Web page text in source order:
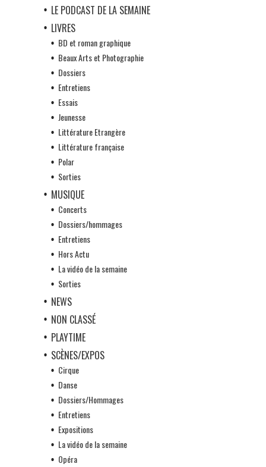
LE PODCAST DE LA SEMAINE
LIVRES
BD et roman graphique
Beaux Arts et Photographie
Dossiers
Entretiens
Essais
Jeunesse
Littérature Etrangère
Littérature française
Polar
Sorties
MUSIQUE
Concerts
Dossiers/hommages
Entretiens
Hors Actu
La vidéo de la semaine
Sorties
NEWS
NON CLASSÉ
PLAYTIME
SCÈNES/EXPOS
Cirque
Danse
Dossiers/Hommages
Entretiens
Expositions
La vidéo de la semaine
Opéra